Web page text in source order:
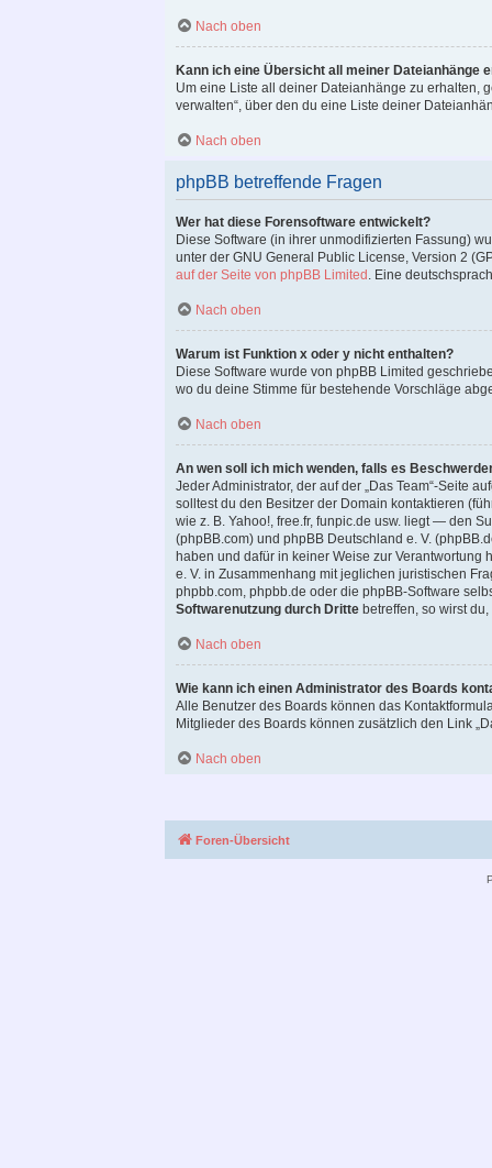
Nach oben
Kann ich eine Übersicht all meiner Dateianhänge
Um eine Liste all deiner Dateianhänge zu erhalten,
verwalten“, über den du eine Liste deiner
Nach oben
phpBB betreffende Fragen
Wer hat diese Forensoftware entwickelt?
Diese Software (in ihrer unmodifizierten Fassung)
unter der GNU General Public License, Version 2
auf der Seite von phpBB Limited . Eine
Nach oben
Warum ist Funktion x oder y nicht enthalten?
Diese Software wurde von phpBB Limited
wo du deine Stimme für bestehende Vorschläge
Nach oben
An wen soll ich mich wenden, falls es
Jeder Administrator, der auf der „Das Team“-Seite
solltest du den Besitzer der Domain kontaktieren
wie z. B. Yahoo!, free.fr, funpic.de usw. liegt — den
(phpBB.com) und phpBB Deutschland e. V.
haben und dafür in keiner Weise zur
e. V. in Zusammenhang mit jeglichen juristischen
phpbb.com, phpbb.de oder die phpBB-Software
Softwarenutzung durch Dritte betreffen, so wirst
Nach oben
Wie kann ich einen Administrator des Boards
Alle Benutzer des Boards können das
Mitglieder des Boards können zusätzlich den Link
Nach oben
Foren-Übersicht